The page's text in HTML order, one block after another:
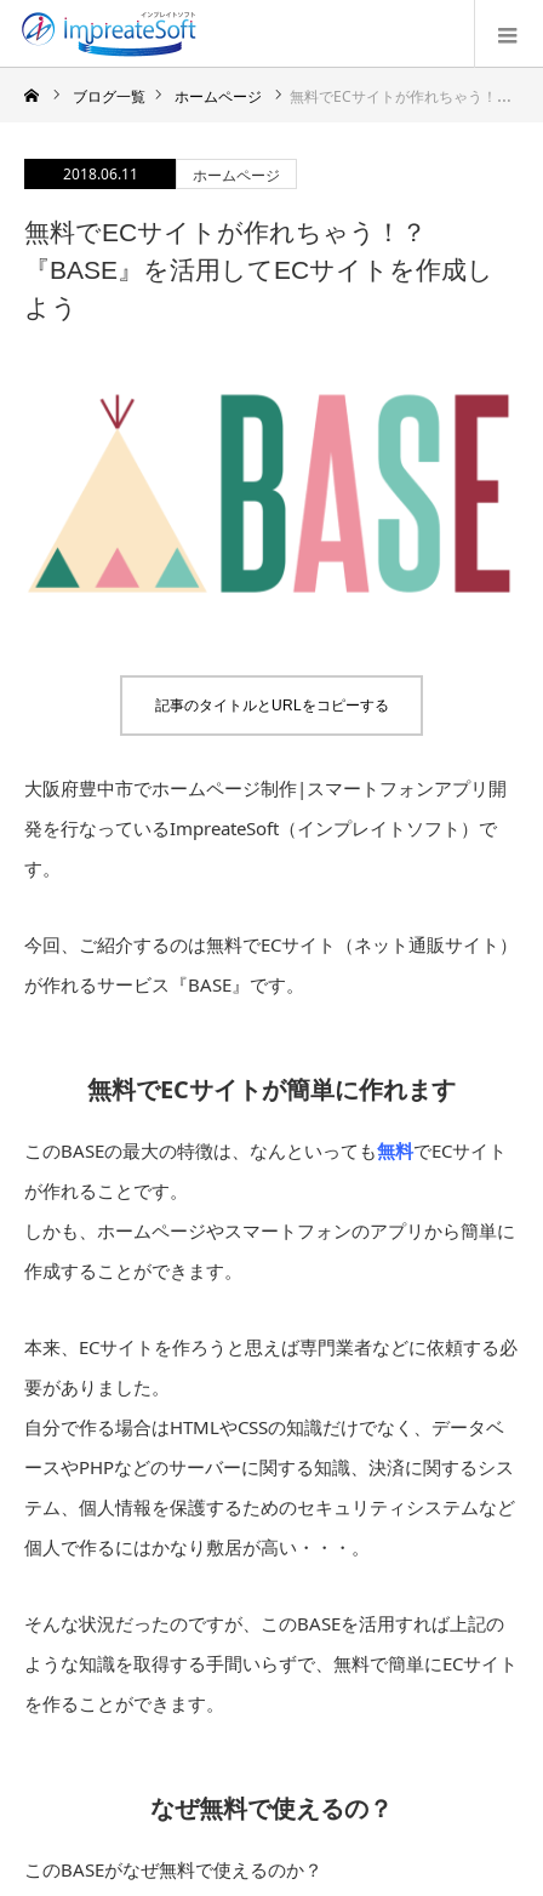
ブログ一覧 ホームページ 無料でECサイトが作れちゃう！？『BASE』を活用してECサイトを作成しよう
2018.06.11 ホームページ
無料でECサイトが作れちゃう！？
『BASE』を活用してECサイトを作成し
よう
記事のタイトルとURLをコピーする
大阪府豊中市でホームページ制作|スマートフォンアプリ開
発を行なっているImpreateSoft（インプレイトソフト）で
す。
今回、ご紹介するのは無料でECサイト（ネット通販サイト）
が作れるサービス『BASE』です。
無料でECサイトが簡単に作れます
このBASEの最大の特徴は、なんといっても無料でECサイト
が作れることです。
しかも、ホームページやスマートフォンのアプリから簡単に
作成することができます。
本来、ECサイトを作ろうと思えば専門業者などに依頼する必
要がありました。
自分で作る場合はHTMLやCSSの知識だけでなく、データベ
ースやPHPなどのサーバーに関する知識、決済に関するシス
テム、個人情報を保護するためのセキュリティシステムなど
個人で作るにはかなり敷居が高い・・・。
そんな状況だったのですが、このBASEを活用すれば上記の
ような知識を取得する手間いらずで、無料で簡単にECサイト
を作ることができます。
なぜ無料で使えるの？
このBASEがなぜ無料で使えるのか？